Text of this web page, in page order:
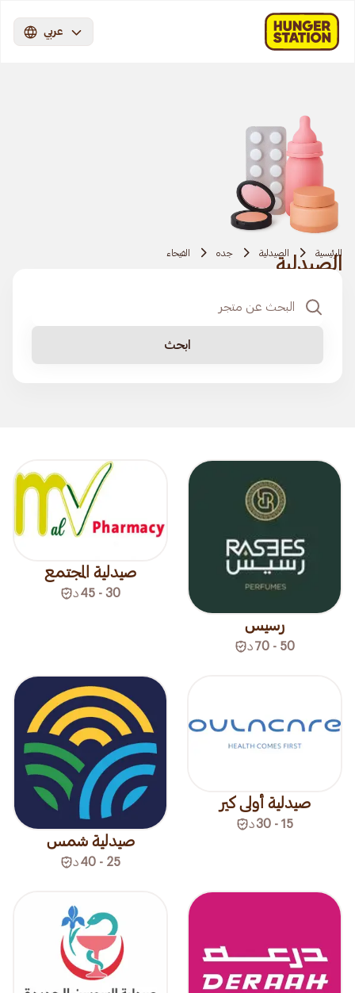
عربي
الرئيسية الصيدلية جده الفيحاء
الصيدلية
ابحث
رسيس
50 - 70 د
صيدلية المجتمع
30 - 45 د
صيدلية أولى كير
15 - 30 د
صيدلية شمس
25 - 40 د